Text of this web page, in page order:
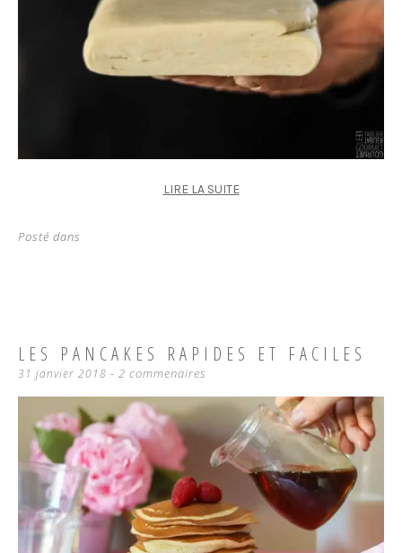
LIRE LA SUITE
Posté dans
LES PANCAKES RAPIDES ET FACILES
31 janvier 2018 2 commenaires